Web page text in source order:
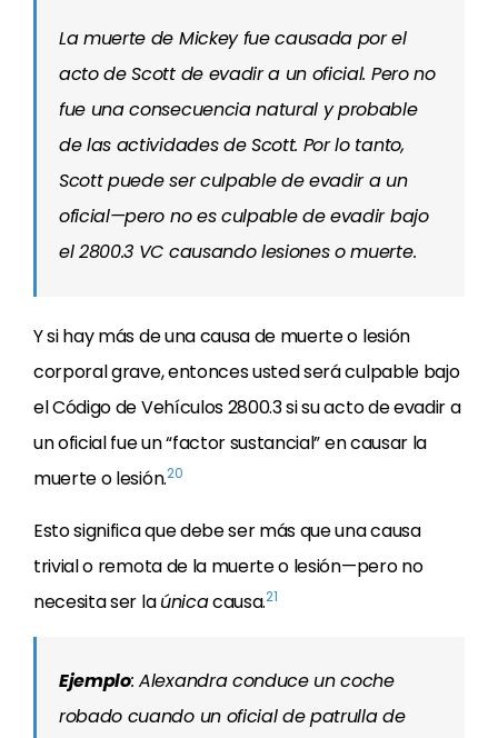
La muerte de Mickey fue causada por el
acto de Scott de evadir a un oficial. Pero no
fue una consecuencia natural y probable
de las actividades de Scott. Por lo tanto,
Scott puede ser culpable de evadir a un
oficial—pero noes culpable de evadir bajo
el 2800.3 VC causando lesiones o muerte.
Y si hay más de una causa de muerte o lesión
corporal grave, entonces usted será culpable bajo
el Código de Vehículos 2800.3 si su acto de evadir a
un oficial fue un “factor sustancial” en causar la
muerte o lesión.20
Esto significa que debe ser más que una causa
trivial o remota de la muerte o lesión—pero no
necesita ser laúnicacausa.21
Ejemplo: Alexandra conduce un coche
robado cuando un oficial de patrulla de